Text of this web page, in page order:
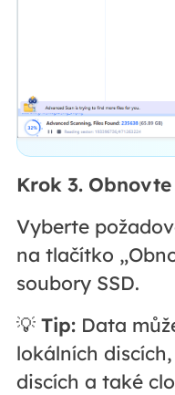
Krok 3.
Vyberte
na tlačítko
soubory SSD.
💡 Tip:Data
lokálních
discích a také